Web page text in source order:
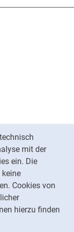
mit der
ein. Die
Cookies von
hierzu finden